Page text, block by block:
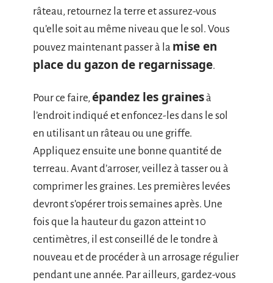
râteau, retournez la terre et assurez-vous
qu’elle soit au même niveau que le sol. Vous
pouvez maintenant passer à la mise en
place du gazon de regarnissage.
Pour ce faire, épandez les grainesà
l’endroit indiqué et enfoncez-les dans le sol
en utilisant un râteau ou une griffe.
Appliquez ensuite une bonne quantité de
terreau. Avant d’arroser, veillez à tasser ou à
comprimer les graines. Les premières levées
devront s’opérer trois semaines après. Une
fois que la hauteur du gazon atteint 10
centimètres, il est conseillé de le tondre à
nouveau et de procéder à un arrosage régulier
pendant une année. Par ailleurs, gardez-vous